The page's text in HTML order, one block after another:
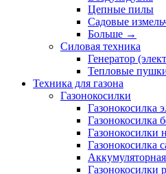
Цепные пилы
Садовые
Больше →
Силовая техника
Генератор
Тепловые
Техника для газона
Газонокосилки
Газонокосилка
Газонокосилка
Газонокосилки
Газонокосилка
Газонокосилки